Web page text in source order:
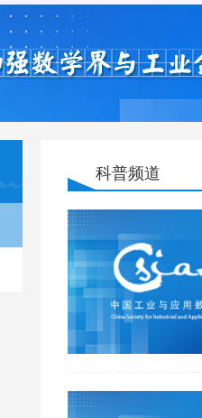
科普频道